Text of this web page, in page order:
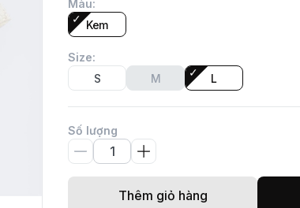
Màu:
Kem
Size:
S
M L
Số lượng
Thêm giỏ hàng